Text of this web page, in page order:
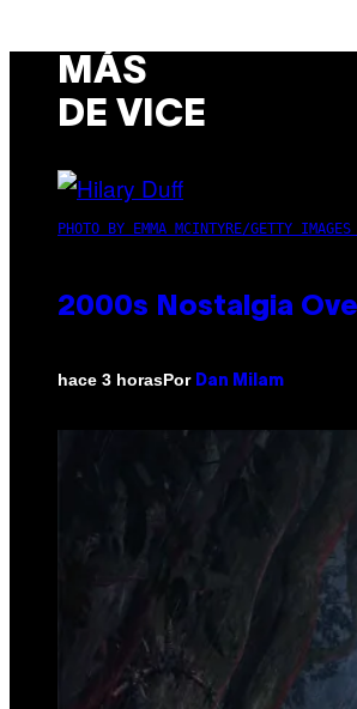
MÁS
DE VICE
PHOTO BY EMMA MCINTYRE/GETTY
2000s Nostalgia
hace 3 horasPor Dan Milam